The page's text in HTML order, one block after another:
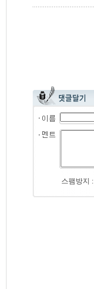
스팸방지 :